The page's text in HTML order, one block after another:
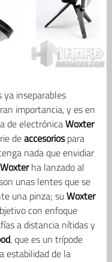
inseparables
importancia, y es en
de electrónicaWoxter
deaccesoriospara
nada que envidiar
Woxterha lanzado al
unas lentes que se
una pinza; suWoxter
con enfoque
a distancia nítidas y
, que es un trípode
estabilidad de la